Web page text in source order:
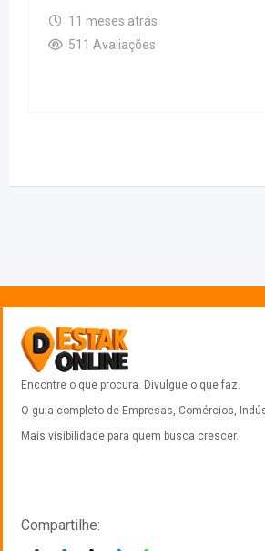
11 meses atrás
511 Avaliações
Encontre o que procura. Divulgue o que faz.
O guia completo de Empresas, Comércios,
Mais visibilidade para quem busca crescer.
Compartilhe: